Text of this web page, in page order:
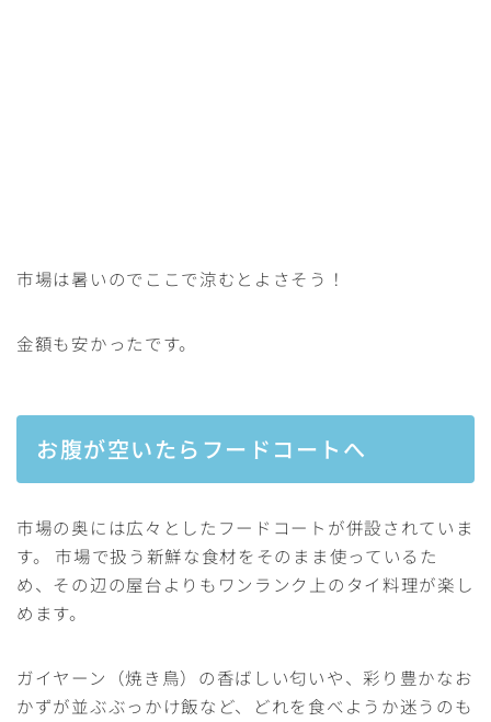
市場は暑いのでここで涼むとよさそう！
金額も安かったです。
お腹が空いたらフードコートへ
市場の奥には広々としたフードコートが併設されていま
す。 市場で扱う新鮮な食材をそのまま使っているた
め、その辺の屋台よりもワンランク上のタイ料理が楽し
めます。
ガイヤーン（焼き鳥）の香ばしい匂いや、彩り豊かなお
かずが並ぶぶっかけ飯など、どれを食べようか迷うのも